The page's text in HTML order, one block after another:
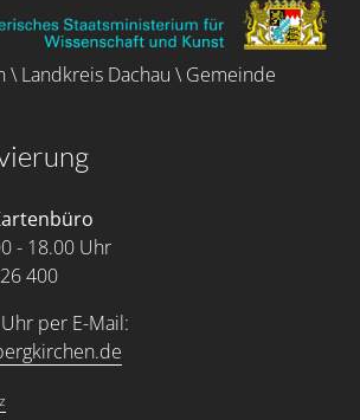
\ Landkreis Dachau \ Gemeinde
- 18.00 Uhr
400
per E-Mail: